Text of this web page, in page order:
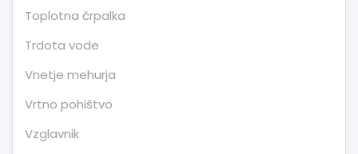
Toplotna črpalka
Trdota vode
Vnetje mehurja
Vrtno pohištvo
Vzglavnik